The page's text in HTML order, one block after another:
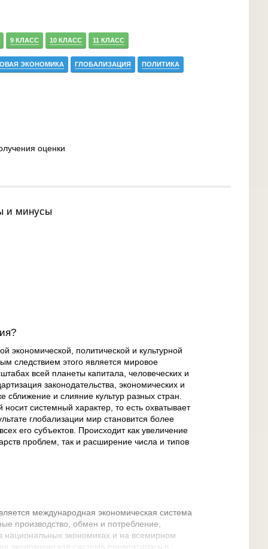
9 КЛАСС 10 КЛАСС 11 КЛАСС
ЭКОНОМИКА ГЛОБАЛИЗАЦИЯ ПОЛИТИКА
оценки
и минусы
экономической, политической и культурной
следствием этого является мировое
всей планеты капитала, человеческих и
законодательства, экономических и
сближение и слияние культур разных стран.
системный характер, то есть охватывает
глобализации мир становится более
его субъектов. Происходит как увеличение
проблем, так и расширение числа и типов
международная экономическая система
производство, обмен и потребление,
экономиках и на всемирном
экономическая система превратилась в